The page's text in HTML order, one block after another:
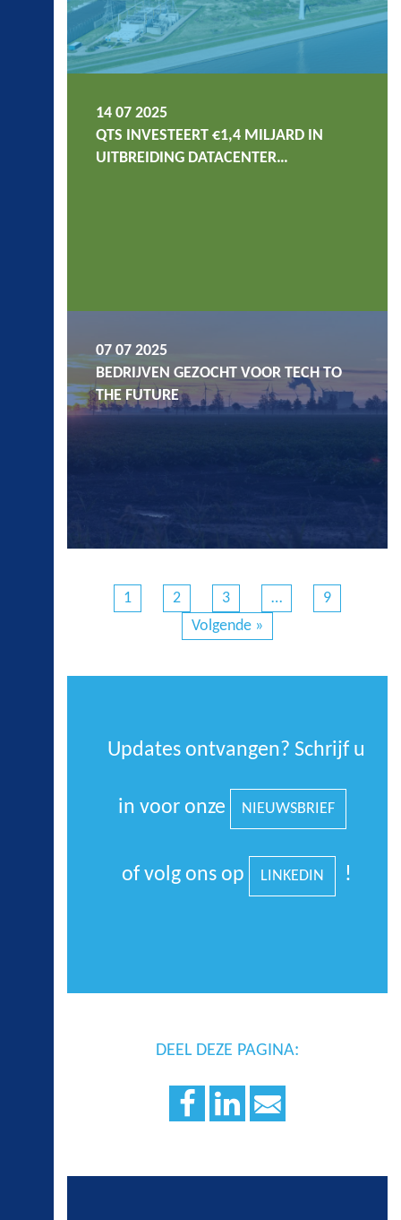
14 07 2025
QTS INVESTEERT €1,4 MILJARD IN
UITBREIDING DATACENTER…
07 07 2025
BEDRIJVEN GEZOCHT VOOR TECH TO
THE FUTURE
1 2 3 …
9
Volgende »
Updates ontvangen? Schrijf u
in voor onze NIEUWSBRIEF
of volg ons op LINKEDIN !
DEEL DEZE PAGINA: